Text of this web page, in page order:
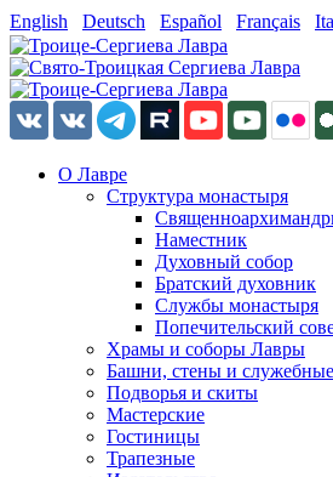
English Deutsch Español Français
О Лавре
Структура монастыря
Наместник
Духовный собор
Братский духовник
Службы монастыря
Попечительский
Храмы и соборы Лавры
Башни, стены и
Подворья и скиты
Мастерские
Гостиницы
Трапезные